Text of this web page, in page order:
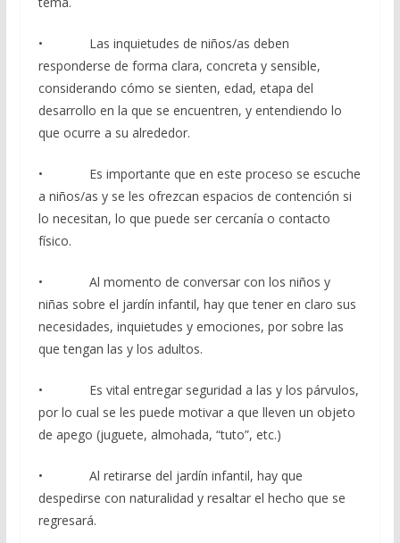
• Las inquietudes de niños/as deben
responderse de forma clara, concreta y sensible,
considerando cómo se sienten, edad, etapa del
desarrollo en la que se encuentren, y entendiendo lo
que ocurre a su alrededor.
• Es importante que en este proceso se escuche
a niños/as y se les ofrezcan espacios de contención si
lo necesitan, lo que puede ser cercanía o contacto
físico.
• Al momento de conversar con los niños y
niñas sobre el jardín infantil, hay que tener en claro sus
necesidades, inquietudes y emociones, por sobre las
que tengan las y los adultos.
• Es vital entregar seguridad a las y los párvulos,
por lo cual se les puede motivar a que lleven un objeto
de apego (juguete, almohada, “tuto”, etc.)
• Al retirarse del jardín infantil, hay que
despedirse con naturalidad y resaltar el hecho que se
regresará.